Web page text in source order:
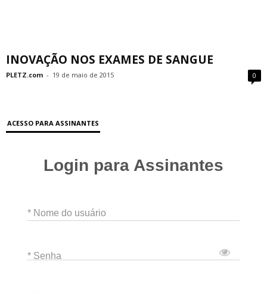
INOVAÇÃO NOS EXAMES DE SANGUE
PLETZ.com - 19 de maio de 2015 0
ACESSO PARA ASSINANTES
Login para Assinantes
* Nome do usuário
* Senha